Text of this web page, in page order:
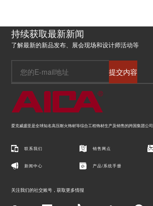
持续获取最新新闻
了解最新的新品发布、展会现场和设计师活动等
提交内容
爱克威盛亚是全球知名高压耐火饰材等综合工程饰材生产及销售的跨国集团公司
联系我们 销售网点
新闻中心 产品/系统手册
关注我们的社交账号，获取更多情报